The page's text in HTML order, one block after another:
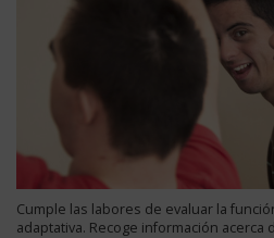
Cumple las labores de evaluar la
adaptativa. Recoge información acerca